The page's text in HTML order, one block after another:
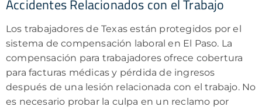
Accidentes Relacionados con el Trabajo
Los trabajadores de Texas están protegidos por el
sistema de compensación laboral en El Paso. La
compensación para trabajadores ofrece cobertura
para facturas médicas y pérdida de ingresos
después de una lesión relacionada con el trabajo. No
es necesario probar la culpa en un reclamo por